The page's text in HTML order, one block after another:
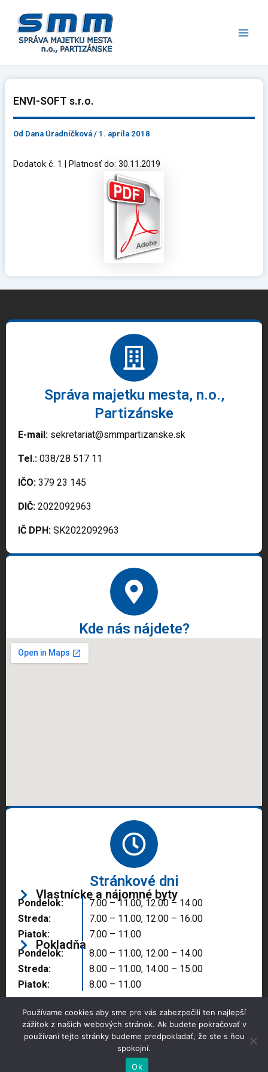
obsah
ENVI-SOFT s.r.o.
Od Dana Úradníčková/ 1. apríla 2018
Dodatok č. 1 | Platnosť do: 30.11.2019
Správa majetku mesta, n.o.,
Partizánske
E-mail: sekretariat@smmpartizanske.sk
Tel.: 038/28 517 11
IČO: 379 23 145
DIČ: 2022092963
IČ DPH: SK2022092963
Kde nás nájdete?
Stránkové dni
Vlastnícke a nájomné byty
Pondelok:
Streda:
Piatok:
7.00 – 11.00, 12.00 – 14.00
7.00 – 11.00, 12.00 – 16.00
7.00 – 11.00
Pokladňa
Pondelok:
Streda:
Piatok:
8.00 – 11.00, 12.00 – 14.00
8.00 – 11.00, 14.00 – 15.00
8.00 – 11.00
Copyright © 2025 Správa majetku mesta, n.o.,
Partizánske
Používame cookies aby sme pre vás zabezpečili ten najlepší
zážitok z našich webových stránok. Ak budete pokračovať v
používaní tejto stránky budeme predpokladať, že ste s ňou
spokojní.
Ok